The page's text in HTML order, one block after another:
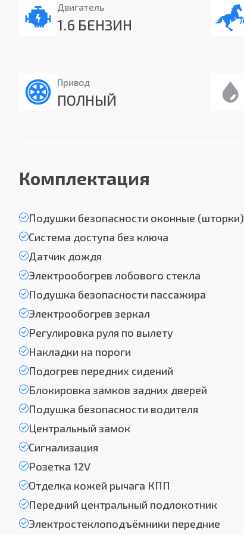
Двигатель
1.6 БЕНЗИН
Привод
ПОЛНЫЙ
Комплектация
Подушки безопасности оконные (шторки)
Система доступа без ключа
Датчик дождя
Электрообогрев лобового стекла
Подушка безопасности пассажира
Электрообогрев зеркал
Регулировка руля по вылету
Накладки на пороги
Подогрев передних сидений
Блокировка замков задних дверей
Подушка безопасности водителя
Центральный замок
Сигнализация
Розетка 12V
Отделка кожей рычага КПП
Передний центральный подлокотник
Электростеклоподъёмники передние